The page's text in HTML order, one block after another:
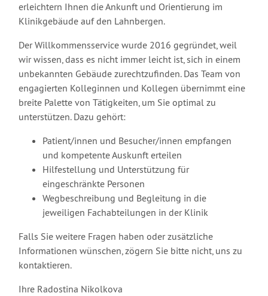
erleichtern Ihnen die Ankunft und Orientierung im
Klinikgebäude auf den Lahnbergen.
Der Willkommensservice wurde 2016 gegründet, weil
wir wissen, dass es nicht immer leicht ist, sich in einem
unbekannten Gebäude zurechtzufinden. Das Team von
engagierten Kolleginnen und Kollegen übernimmt eine
breite Palette von Tätigkeiten, um Sie optimal zu
unterstützen. Dazu gehört:
Patient/innen und Besucher/innen empfangen
und kompetente Auskunft erteilen
Hilfestellung und Unterstützung für
eingeschränkte Personen
Wegbeschreibung und Begleitung in die
jeweiligen Fachabteilungen in der Klinik
Falls Sie weitere Fragen haben oder zusätzliche
Informationen wünschen, zögern Sie bitte nicht, uns zu
kontaktieren.
Ihre Radostina Nikolkova